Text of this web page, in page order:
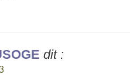
dit :